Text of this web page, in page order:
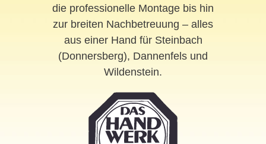
die professionelle Montage bis hin
zur breiten Nachbetreuung – alles
aus einer Hand für Steinbach
(Donnersberg), Dannenfels und
Wildenstein.